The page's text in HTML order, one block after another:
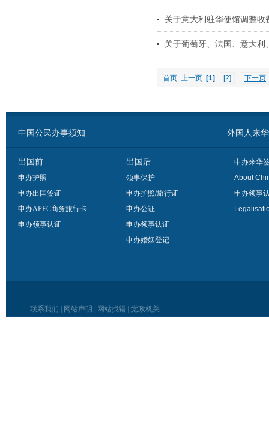
关于意大利驻华使馆调整收
关于葡萄牙、法国、意大
首页 上一页 [1] [2] 下一页
中国公民办事须知 外国人来
出国前
申办护照
申办出国签证
申办APEC商务旅行卡
申办领事认证
出国后
领事保护
申办护照/旅行证
申办公证
申办领事认证
申办婚姻登记
申办来华
About
申办领事
联系我们 网站声明 网站找错 党政机关